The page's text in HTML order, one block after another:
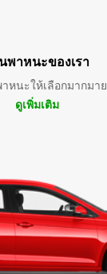
พาหนะของเรา
หนะให้เลือกมากมาย
ดูเพิ่มเติม